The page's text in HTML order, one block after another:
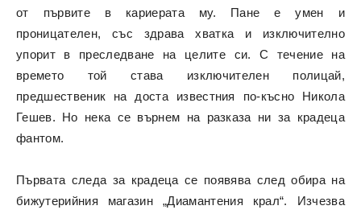
от първите в кариерата му. Пане е умен и
проницателен, със здрава хватка и изключително
упорит в преследване на целите си. С течение на
времето той става изключителен полицай,
предшественик на доста известния по-късно Никола
Гешев. Но нека се върнем на разказа ни за крадеца
фантом.
Първата следа за крадеца се появява след обира на
бижутерийния магазин „Диамантения крал“. Изчезва